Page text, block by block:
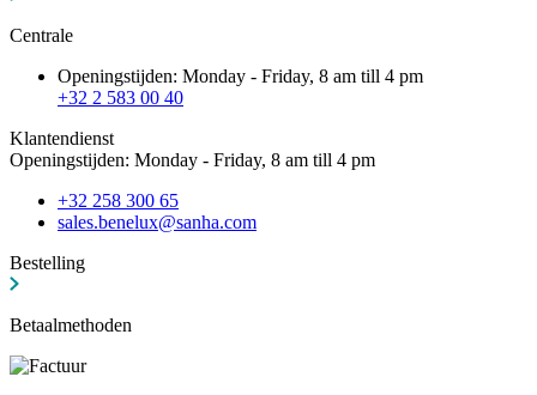
Centrale
Openingstijden: Monday - Friday, 8 am till 4 pm
+32 2 583 00 40
Klantendienst
Openingstijden: Monday - Friday, 8 am till 4 pm
+32 258 300 65
sales.benelux@sanha.com
Bestelling
Betaalmethoden